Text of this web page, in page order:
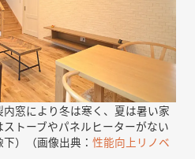
窓により冬は寒く、夏は暑い家
トーブやパネルヒーターがない
）（画像出典： 性能向上リノベ